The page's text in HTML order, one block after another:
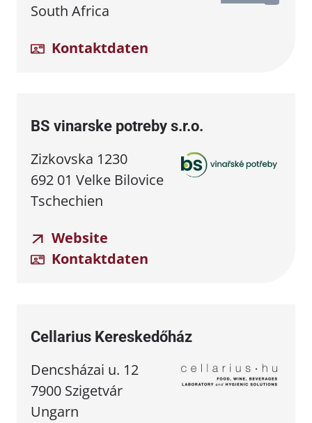
South Africa
Kontaktdaten
BS vinarske potreby s.r.o.
Zizkovska 1230
692 01 Velke Bilovice
Tschechien
Website
Kontaktdaten
Cellarius Kereskedőház
Dencsházai u. 12
7900 Szigetvár
Ungarn